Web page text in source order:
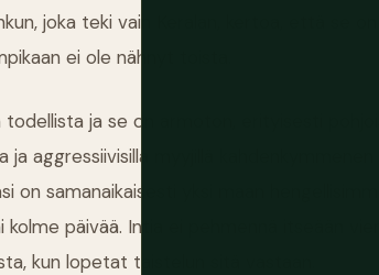
joka teki vain Keralan, kertoa, että se
ei ole nähnyt toista.
ja se on armoton, erityisesti
ja aggressiivisilla myyjillä
on samanaikaisesti yksi maan
päivää. Intia ei pehmennä itseään
kun lopetat taistelun sitä vastaan.